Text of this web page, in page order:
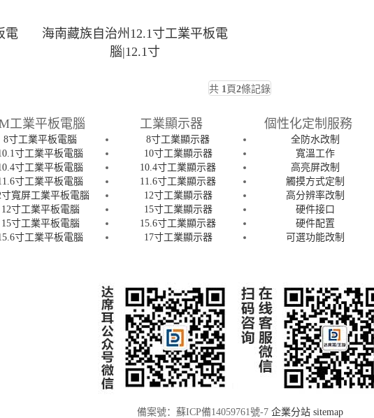
電
海南藏族自治州12.1寸工業平板電
腦|12.1寸
共 1 頁2條記錄
工業平板電腦
8寸工業平板電腦
寸工業平板電腦
寸工業平板電腦
寸工業平板電腦
寸寬屏工業平板電腦
12寸工業平板電腦
15寸工業平板電腦
寸工業平板電腦
工業顯示器
8寸工業顯示器
10寸工業顯示器
10.4寸工業顯示器
11.6寸工業顯示器
12寸工業顯示器
15寸工業顯示器
15.6寸工業顯示器
17寸工業顯示器
個性化定制服務
全防水改制
寬溫工作
高亮屏改制
觸摸方式定制
高分辨率改制
硬件接口
硬件配置
可選功能改制
備案號：蘇ICP備14059761號-7 企業分站 sitemap